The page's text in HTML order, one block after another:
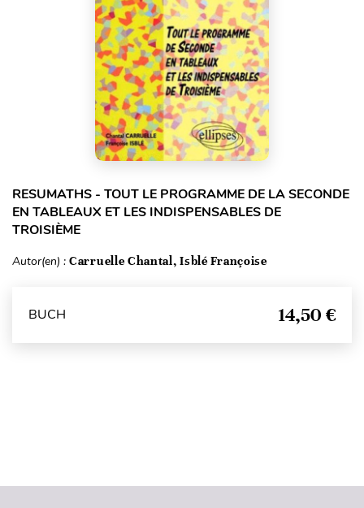
RESUMATHS - TOUT LE PROGRAMME DE LA SECONDE
EN TABLEAUX ET LES INDISPENSABLES DE
TROISIÈME
Autor(en) : Carruelle Chantal, Isblé Françoise
BUCH 14,50 €